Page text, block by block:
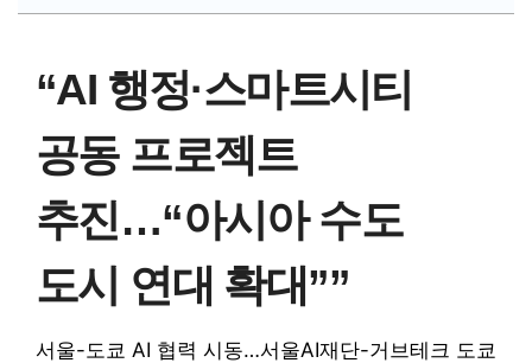
“AI 행정·스마트시티
공동 프로젝트
추진…“아시아 수도
도시 연대 확대””
서울-도쿄 AI 협력 시동…서울AI재단-거브테크 도쿄